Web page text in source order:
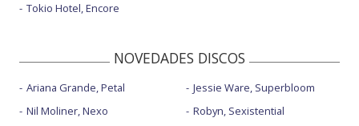
Tokio Hotel, Encore
NOVEDADES DISCOS
Ariana Grande, Petal
Nil Moliner, Nexo
Jessie Ware, Superbloom
Robyn, Sexistential